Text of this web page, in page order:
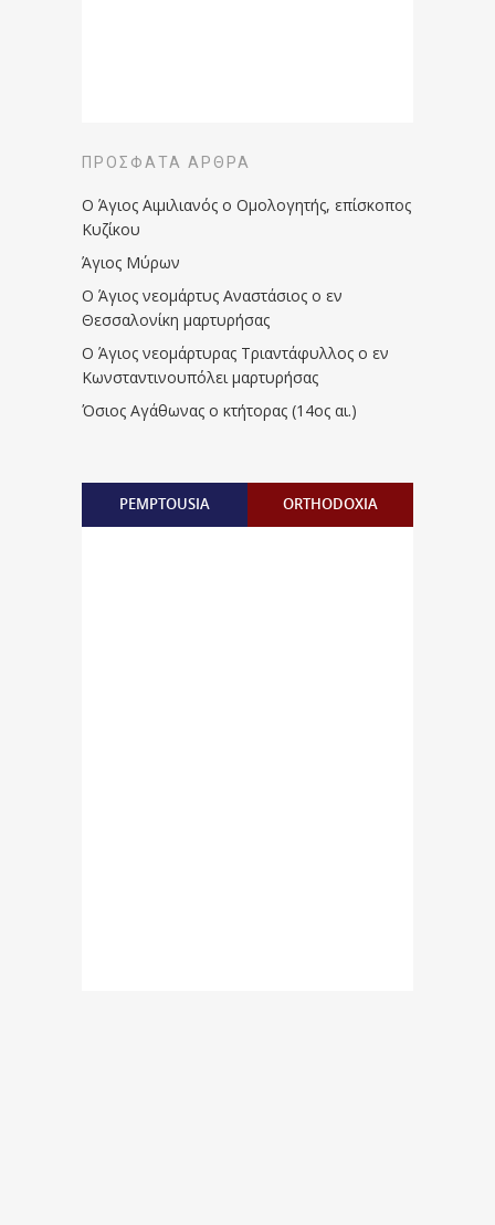
ΠΡΌΣΦΑΤΑ ΆΡΘΡΑ
Ο Άγιος Αιμιλιανός ο Ομολογητής, επίσκοπος
Κυζίκου
Άγιος Μύρων
Ο Άγιος νεομάρτυς Αναστάσιος ο εν
Θεσσαλονίκη μαρτυρήσας
Ο Άγιος νεομάρτυρας Τριαντάφυλλος ο εν
Κωνσταντινουπόλει μαρτυρήσας
Όσιος Αγάθωνας ο κτήτορας (14ος αι.)
PEMPTOUSIA ORTHODOXIA